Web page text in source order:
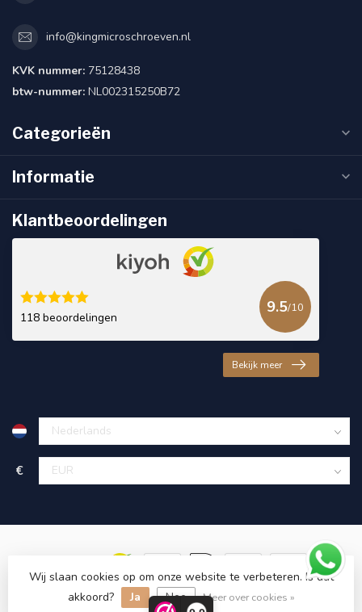
info@kingmicroschroeven.nl
KVK nummer: 75128438
btw-nummer: NL002315250B72
Categorieën
Informatie
Klantbeoordelingen
118 beoordelingen
9.5/10
Bekijk meer
€
© Copyright 2026 KING Microschroeven
Wij slaan cookies op om onze website te verbeteren. Is dat
akkoord?
Ja Nee Meer over cookies »